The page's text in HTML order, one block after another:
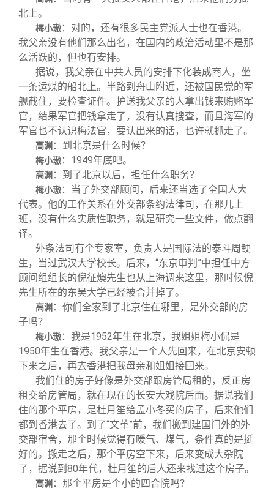
北上。
梅小璈：对的，还有很多民主党派人士也在香港。
我父亲没有他们那么出名，在国内的政治活动里不是那
么活跃的，但也有安排。
据说，我父亲在中共人员的安排下化装成商人，坐
一条运煤的船北上。半路到舟山附近，还被国民党的军
舰截住，要检查证件。护送我父亲的人拿出钱来贿赂军
官，结果军官把钱拿走了，没有认真搜查，而且海军的
军官也不认识梅法官，要认出来的话，也许就抓走了。
高渊 ：到北京是什么时候？
梅小璈：1949年底吧。
高渊 ：到了北京以后，担任什么职务？
梅小璈：当了外交部顾问，后来还当选了全国人大
代表。他的工作关系在外交部条约法律司，在那儿上
班，没有什么实质性职务，就是研究一些文件，做点翻
译。
外条法司有个专家室，负责人是国际法的泰斗周鲠
生，当过武汉大学校长。后来，“东京审判”中担任中方
顾问组组长的倪征燠先生也从上海调来这里，那时候倪
先生所在的东吴大学已经被合并掉了。
高渊 ：你们全家到了北京住在哪里，是外交部的房
子吗？
梅小璈：我是1952年生在北京，我姐姐梅小侃是
1950年生在香港。我父亲是一个人先回来，在北京安顿
下来之后，再去香港把我母亲和姐姐接回来。
我们住的房子好像是外交部跟房管局租的，反正房
租交给房管局，就在现在的长安大戏院后面。据说我们
住的那个平房，是杜月笙给孟小冬买的房子，后来他们
都到香港去了。到了“文革”前，我们搬到建国门外的外
交部宿舍，那个时候觉得有暖气、煤气，条件真的是挺
好的。搬走之后，那个平房空下来，后来变成大杂院
了，据说到80年代，杜月笙的后人还来找过这个房子。
高渊 ：那个平房是个小的四合院吗？